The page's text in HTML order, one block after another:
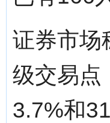
证券市场
级交易点
3.7%和